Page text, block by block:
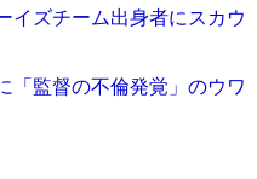
イズチーム出身者にスカウ
「監督の不倫発覚」のウワ